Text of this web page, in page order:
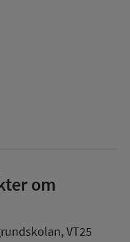
om
VT25